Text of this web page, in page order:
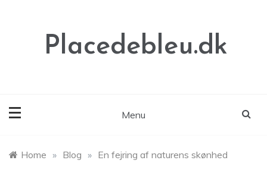
Placedebleu.dk
Menu
Home » Blog » En fejring af naturens skønhed